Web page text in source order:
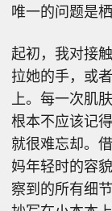
唯一的问题是
起初，我对接
拉她的手，或
上。每一次肌
根本不应该记
就很难忘却。
妈年轻时的容
察到的所有细